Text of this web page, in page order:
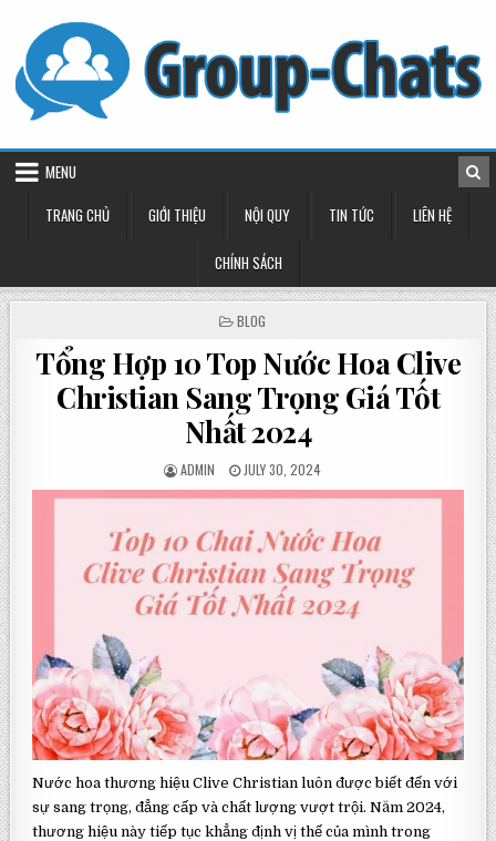
content
MENU
TRANG CHỦ
GIỚI THIỆU NỘI QUY TIN TỨC LIÊN HỆ
CHÍNH SÁCH
POSTED
BLOG
Tổng Hợp 10 Top Nước Hoa Clive
Christian Sang Trọng Giá Tốt
Nhất 2024
POSTED
BY
ADMIN
POSTED
ON
JULY 30, 2024
Nước hoa thương hiệu Clive Christian luôn được biết đến với
sự sang trọng, đẳng cấp và chất lượng vượt trội. Năm 2024,
thương hiệu này tiếp tục khẳng định vị thế của mình trong